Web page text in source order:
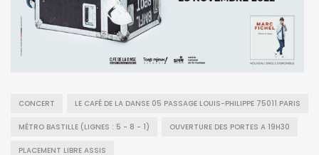
CONCERT LE CAFÉ DE LA DANSE 05 PASSAGE LOUIS-PHILIPPE 75011 PARIS
MÉTRO BASTILLE (LIGNES : 5 - 8 - 1) OUVERTURE DES PORTES A 19H30
PLACEMENT LIBRE ASSIS